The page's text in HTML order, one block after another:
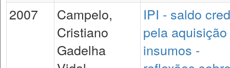
2007
Campelo,
Cristiano
Gadelha
IPI - saldo
pela
insumos -